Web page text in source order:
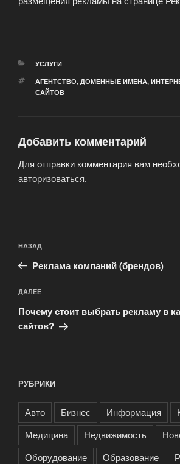
РУБРИКИ
УСЛУГИ
МЕТКИ
АГЕНТСТВО, ДОМЕННЫЕ ИМЕНА,
САЙТОВ
Добавить комментарий
Для отправки комментария вам
авторизоваться.
по
записям
Предыдущая
запись:
НАЗАД
Реклама компаний (брендов)
Следующая
запись
ДАЛЕЕ
Почему стоит выбрать рекламу в
сайтов?
РУБРИКИ
Авто Бизнес Информация
Медицина
Недвижимость
Оборудование
Образование